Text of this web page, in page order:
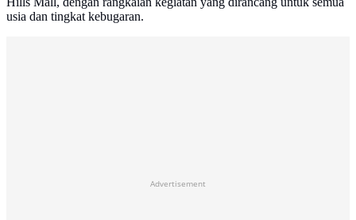
usia dan tingkat kebugaran.
Advertisement